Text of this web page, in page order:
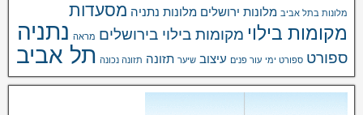
מלונות בתל אביב מלונות ירושלים מלונות נתניה מסעדות
מקומות בילוי מקומות בילוי בירושלים מראה נתניה
ספורט ספורט ימי עור פנים עיצוב שיער תזונה תזונה נכונה תל אביב